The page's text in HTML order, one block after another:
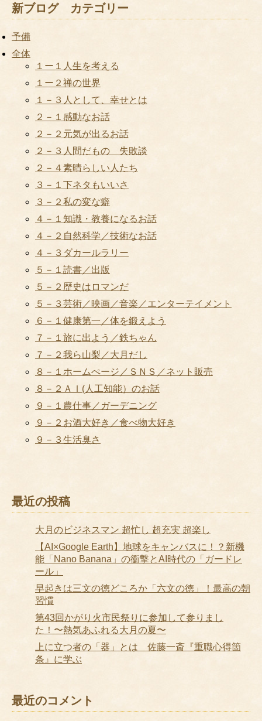
新ブログ カテゴリー
予備
全体
１ー１人生を考える
１ー２禅の世界
１－３人として、幸せとは
２－１感動なお話
２－２元気が出るお話
２－３人間だもの 失敗談
２－４素晴らしい人たち
３－１下ネタもいいさ
３－２私の変な癖
４－１知識・教養になるお話
４－２自然科学／技術なお話
４－３ダカールラリー
５－１読書／出版
５－２歴史はロマンだ
５－３芸術／映画／音楽／エンターテイメント
６－１健康第一／体を鍛えよう
７－１旅に出よう／鉄ちゃん
７－２我ら山梨／大月だし
８－１ホームぺージ／ＳＮＳ／ネット販売
８－２ＡＩ(人工知能）のお話
９－１農仕事／ガーデニング
９－２お酒大好き／食べ物大好き
９－３生活臭さ
最近の投稿
大月のビジネスマン 超忙し 超充実 超楽し
【AI×Google Earth】地球をキャンバスに！？新機
能「Nano Banana」の衝撃とAI時代の「ガードレ
ール」
早起きは三文の徳どころか「六文の徳」！最高の朝
習慣
第43回かがり火市民祭りに参加して参りまし
た！〜熱気あふれる大月の夏〜
上に立つ者の「器」とは 佐藤一斎『重職心得箇
条』に学ぶ
最近のコメント